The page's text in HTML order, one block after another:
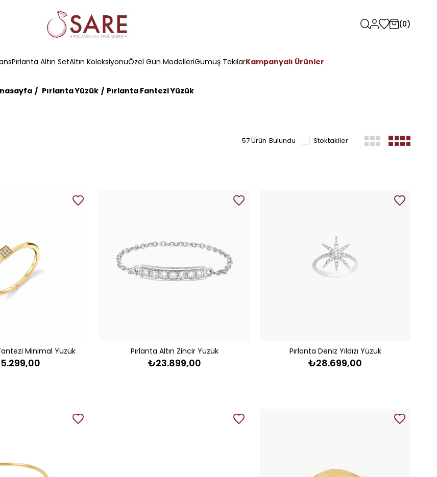
0
Pırlanta Altın SetAltın KoleksiyonuÖzel Gün ModelleriGümüş TakılarKampanyalı Ürünler
Pırlanta Yüzük Pırlanta Fantezi Yüzük
Stoktakiler
57 Ürün
Minimal Yüzük Pırlanta Altın Zincir Yüzük
₺23.899,00
Pırlanta Deniz Yıldızı Yüzük
₺28.699,00